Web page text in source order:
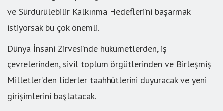
ve Sürdürülebilir Kalkınma Hedefleri’ni başarmak
istiyorsak bu çok önemli.
Dünya İnsani Zirvesi’nde hükümetlerden, iş
çevrelerinden, sivil toplum örgütlerinden ve Birleşmiş
Milletler’den liderler taahhütlerini duyuracak ve yeni
girişimlerini başlatacak.